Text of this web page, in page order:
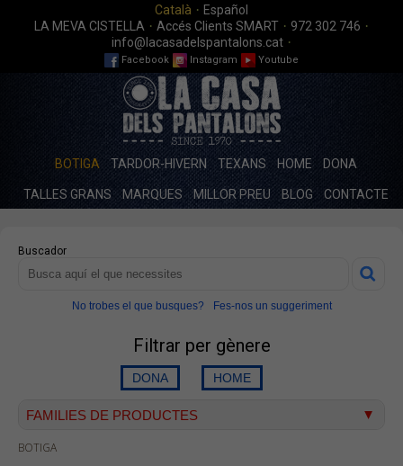
Català · Español
LA MEVA CISTELLA · Accés Clients SMART · 972 302 746 ·
info@lacasadelspantalons.cat ·
Facebook Instagram Youtube
BOTIGA TARDOR-HIVERN TEXANS HOME DONA
TALLES GRANS MARQUES MILLOR PREU BLOG CONTACTE
Buscador
No trobes el que busques? Fes-nos un suggeriment
Filtrar per gènere
FAMILIES DE PRODUCTES
Texà home
BOTIGA